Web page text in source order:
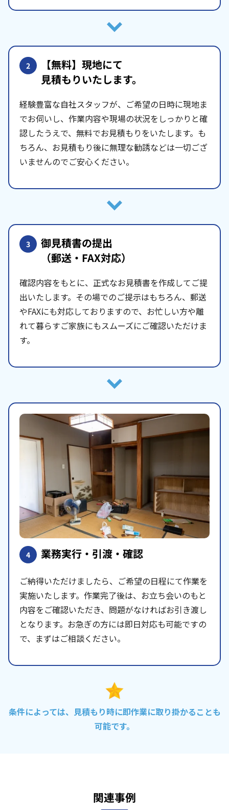
2 【無料】現地にて
見積もりいたします。
経験豊富な自社スタッフが、ご希望の日時に現地ま
でお伺いし、作業内容や現場の状況をしっかりと確
認したうえで、無料でお見積もりをいたします。も
ちろん、お見積もり後に無理な勧誘などは一切ござ
いませんのでご安心ください。
3 御見積書の提出
（郵送・FAX対応）
確認内容をもとに、正式なお見積書を作成してご提
出いたします。その場でのご提示はもちろん、郵送
やFAXにも対応しておりますので、お忙しい方や離
れて暮らすご家族にもスムーズにご確認いただけま
す。
4 業務実行・引渡・確認
ご納得いただけましたら、ご希望の日程にて作業を
実施いたします。作業完了後は、お立ち会いのもと
内容をご確認いただき、問題がなければお引き渡し
となります。お急ぎの方には即日対応も可能ですの
で、まずはご相談ください。
条件によっては、見積もり時に即作業に取り掛かることも
可能です。
関連事例